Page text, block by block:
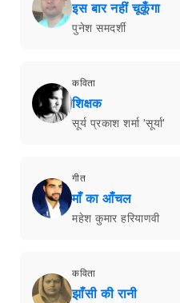
इस बार नहीं चूकूँगा
पुनेश समदर्शी
कविता
शिक्षक
सूर्य प्रकाश शर्मा 'सूर्या'
गीत
माँ का आँचल
महेश कुमार हरियाणवी
कविता
झाँसी की रानी